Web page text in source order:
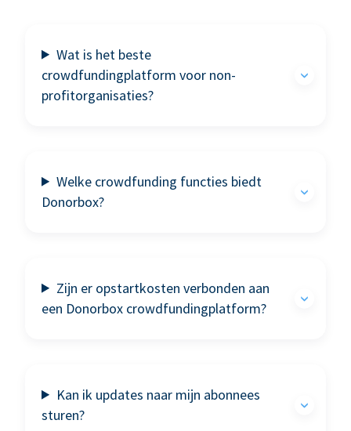
Wat is het beste
crowdfundingplatform voor non-
profitorganisaties?
Welke crowdfunding functies biedt
Donorbox?
Zijn er opstartkosten verbonden aan
een Donorbox crowdfundingplatform?
Kan ik updates naar mijn abonnees
sturen?